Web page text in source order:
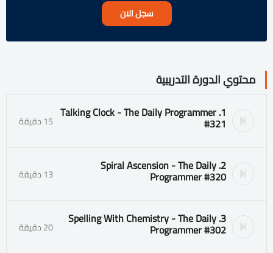
سجل الان
محتوي الدورة التدريبية
1. Talking Clock - The Daily Programmer
#321 15 دقيقة
2. Spiral Ascension - The Daily
Programmer #320 13 دقيقة
3. Spelling With Chemistry - The Daily
Programmer #302 20 دقيقة